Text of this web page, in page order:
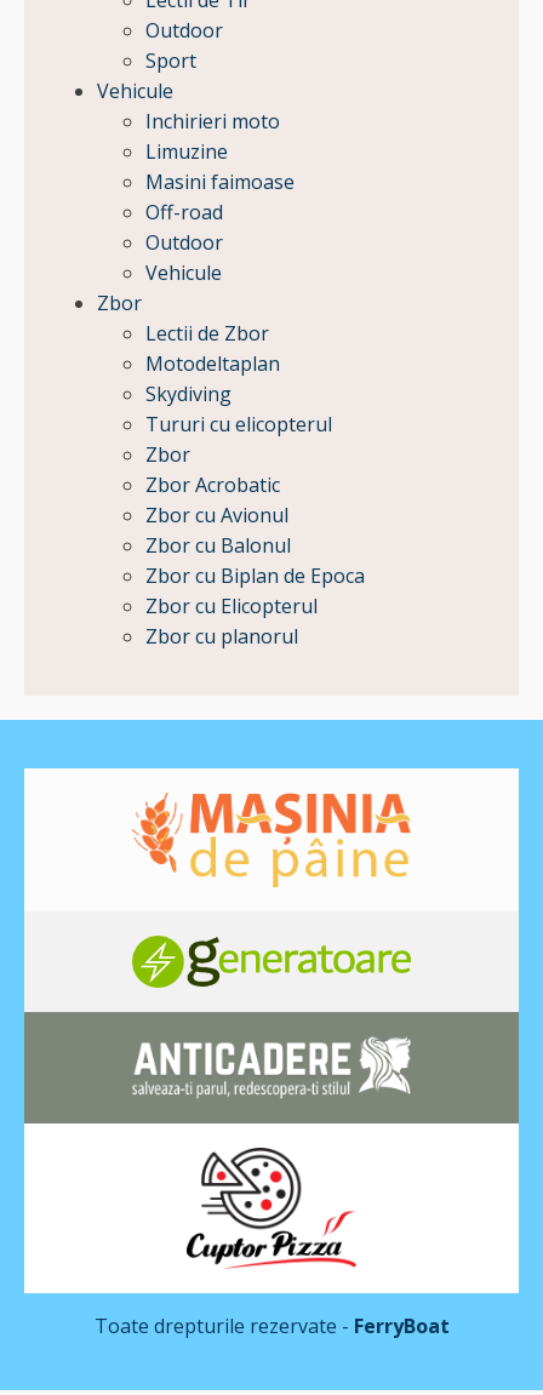
Outdoor
Sport
Vehicule
Inchirieri moto
Limuzine
Masini faimoase
Off-road
Outdoor
Vehicule
Zbor
Lectii de Zbor
Motodeltaplan
Skydiving
Tururi cu elicopterul
Zbor
Zbor Acrobatic
Zbor cu Avionul
Zbor cu Balonul
Zbor cu Biplan de Epoca
Zbor cu Elicopterul
Zbor cu planorul
Toate drepturile rezervate - FerryBoat